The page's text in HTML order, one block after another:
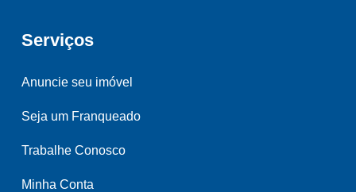
Serviços
Anuncie seu imóvel
Seja um Franqueado
Trabalhe Conosco
Minha Conta